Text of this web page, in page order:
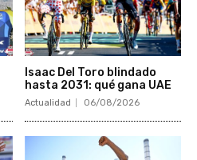
Isaac Del Toro blindado
hasta 2031: qué gana UAE
Actualidad 06/08/2026